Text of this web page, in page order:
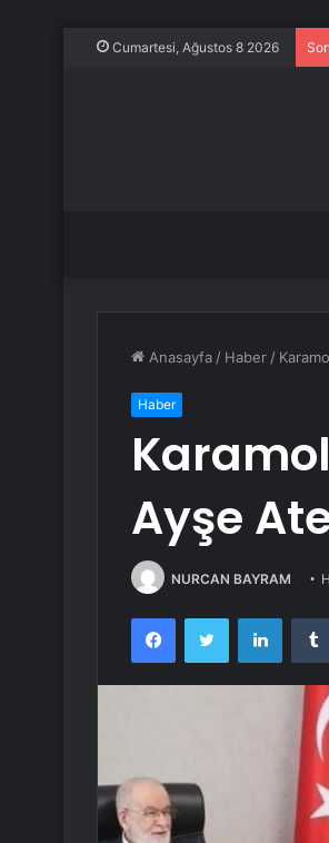
Cumartesi, Ağustos 8 2026
Anasayfa / Haber /
Haber
Ayşe
NURCAN BAYRAM
FacebookTwitter